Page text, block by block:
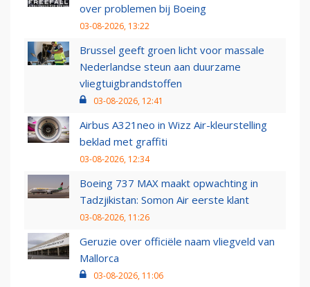
over problemen bij Boeing
03-08-2026, 13:22
Brussel geeft groen licht voor massale
Nederlandse steun aan duurzame
vliegtuigbrandstoffen
03-08-2026, 12:41
Airbus A321neo in Wizz Air-kleurstelling
beklad met graffiti
03-08-2026, 12:34
Boeing 737 MAX maakt opwachting in
Tadzjikistan: Somon Air eerste klant
03-08-2026, 11:26
Geruzie over officiële naam vliegveld van
Mallorca
03-08-2026, 11:06